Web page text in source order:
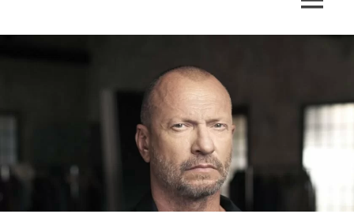
MENU